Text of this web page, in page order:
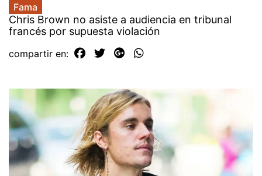
Fama
Chris Brown no asiste a audiencia en tribunal
francés por supuesta violación
compartir en: